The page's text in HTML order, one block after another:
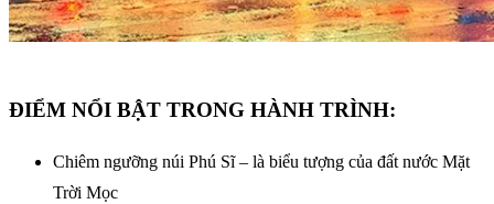
ĐIỂM NỔI BẬT TRONG HÀNH TRÌNH:
Chiêm ngưỡng núi Phú Sĩ – là biểu tượng của đất nước Mặt
Trời Mọc